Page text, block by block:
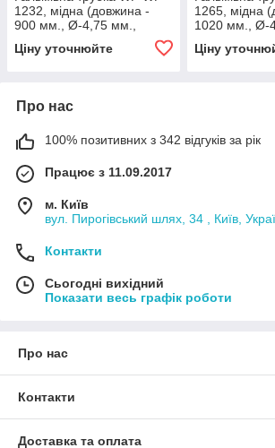
1232, мідна (довжина -
900 мм., Ø-4,75 мм.,
Ціну уточнюйте
1265, мідна
1020 мм., Ø-
Ціну
Про нас
100% позитивних з 342 відгуків за рік
Працює з 11.09.2017
м. Київ
вул. Пирогівський шлях, 34 , Київ,
Контакти
Сьогодні вихідний
Показати весь графік роботи
Про нас
Контакти
Доставка та оплата